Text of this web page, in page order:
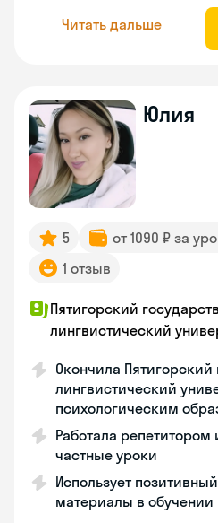
Читать дальше
Юлия
5 от 1090 ₽ за
1 отзыв
Пятигорский
лингвистический
Окончила
лингвистический
психологическим
Работала
частные уроки
Использует
материалы в обучении